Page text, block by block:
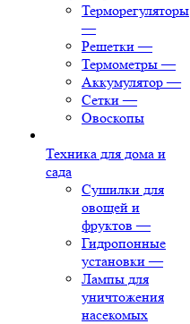
Терморегуляторы
—
Решетки —
Термометры —
Аккумулятор —
Сетки —
Овоскопы
Техника для дома и
сада
Сушилки для
овощей и
фруктов —
Гидропонные
установки —
Лампы для
уничтожения
насекомых